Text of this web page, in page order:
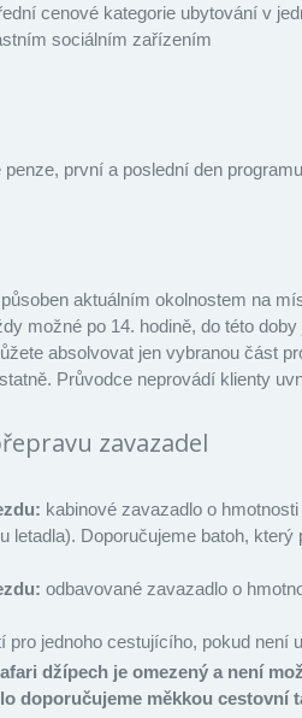
cenové kategorie ubytování v
sociálním zařízením
první a poslední den
aktuálním okolnostem na
možné po 14. hodině, do této
absolvovat jen vybranou část
Průvodce neprovádí klienty
zavazadel
kabinové zavazadlo o
letadla). Doporučujeme batoh,
odbavované zavazadlo o
pro jednoho cestujícího, pokud není
džípech je omezený a není
doporučujeme měkkou cestovní